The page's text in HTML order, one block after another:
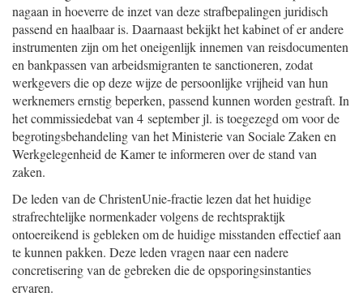
nagaan in hoeverre de inzet van deze strafbepalingen juridisch
passend en haalbaar is. Daarnaast bekijkt het kabinet of er andere
instrumenten zijn om het oneigenlijk innemen van reisdocumenten
en bankpassen van arbeidsmigranten te sanctioneren, zodat
werkgevers die op deze wijze de persoonlijke vrijheid van hun
werknemers ernstig beperken, passend kunnen worden gestraft. In
het commissiedebat van 4 september jl. is toegezegd om voor de
begrotingsbehandeling van het Ministerie van Sociale Zaken en
Werkgelegenheid de Kamer te informeren over de stand van
zaken.
De leden van de ChristenUnie-fractie lezen dat het huidige
strafrechtelijke normenkader volgens de rechtspraktijk
ontoereikend is gebleken om de huidige misstanden effectief aan
te kunnen pakken. Deze leden vragen naar een nadere
concretisering van de gebreken die de opsporingsinstanties
ervaren.